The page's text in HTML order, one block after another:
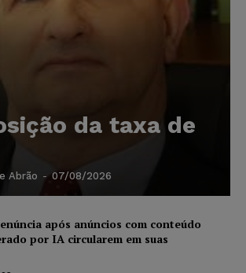
da taxa de
Abrão - 07/08/2026
após anúncios com conteúdo
por IA circularem em suas